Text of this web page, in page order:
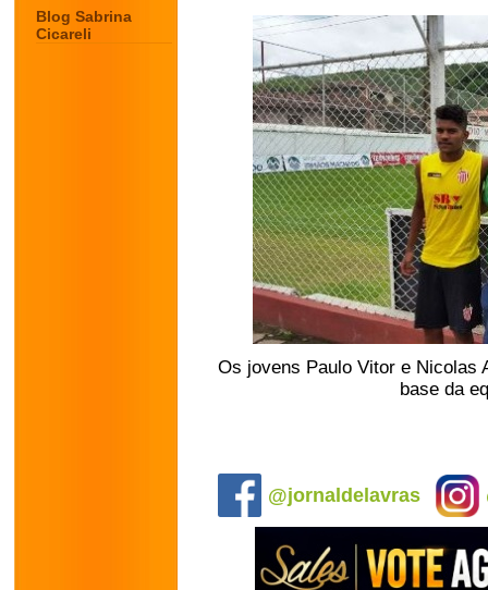
Blog Sabrina
Cicareli
Os jovens Paulo Vitor e Nicolas
base da
@jornaldelavras